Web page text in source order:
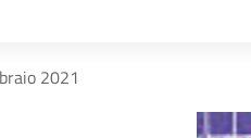
2021